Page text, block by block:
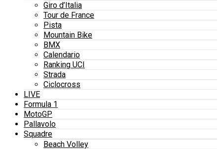
Giro d’Italia
Tour de France
Pista
Mountain Bike
BMX
Calendario
Ranking UCI
Strada
Ciclocross
LIVE
Formula 1
MotoGP
Pallavolo
Squadre
Beach Volley